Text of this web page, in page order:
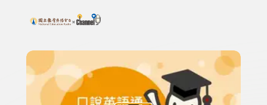
上方功能區塊
搜尋關鍵字：可輸入節目名稱、主持人或關鍵字